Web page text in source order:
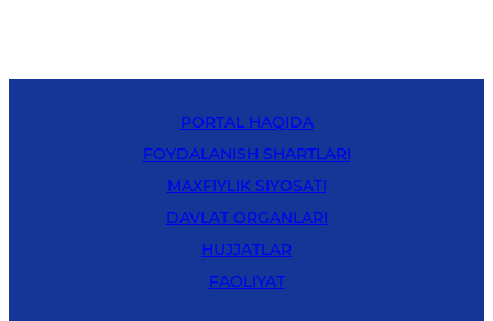
PORTAL HAQIDA
FOYDALANISH SHARTLARI
MAXFIYLIK SIYOSATI
DAVLAT ORGANLARI
HUJJATLAR
FAOLIYAT